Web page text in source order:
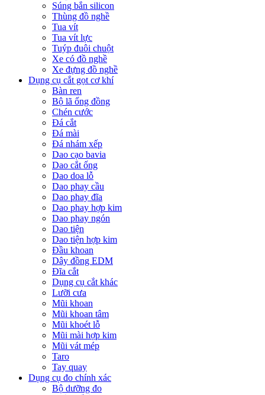
Súng bắn silicon
Thùng đồ nghề
Tua vít
Tua vít lực
Tuýp đuôi chuột
Xe có đồ nghề
Xe đựng đồ nghề
Dụng cụ cắt gọt cơ khí
Bàn ren
Bộ lã ống đồng
Chén cước
Đá cắt
Đá mài
Đá nhám xếp
Dao cạo bavia
Dao cắt ống
Dao doa lỗ
Dao phay cầu
Dao phay đĩa
Dao phay hợp kim
Dao phay ngón
Dao tiện
Dao tiện hợp kim
Đầu khoan
Dây đồng EDM
Đĩa cắt
Dụng cụ cắt khác
Lưỡi cưa
Mũi khoan
Mũi khoan tâm
Mũi khoét lỗ
Mũi mài hợp kim
Mũi vát mép
Taro
Tay quay
Dụng cụ đo chính xác
Bộ dưỡng đo